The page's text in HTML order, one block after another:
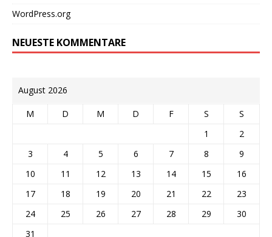
WordPress.org
NEUESTE KOMMENTARE
August 2026
M D M D F S
S
1
2
3
4 5 6 7 8
9
10
11 12 13 14 15
16
17
18 19 20 21 22
23
24
25 26 27 28 29
30
31